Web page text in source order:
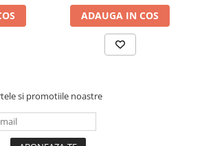
ADAUGA IN COS
si promotiile noastre